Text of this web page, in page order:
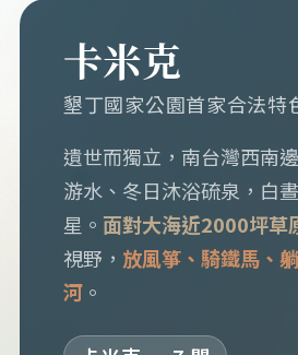
卡米克
墾丁國家公園首家合法特
遺世而獨立，南台灣西南
游水、冬日沐浴硫泉，白
星。 面對大海近2000坪草
視野， 放風箏、騎鐵馬、
河。